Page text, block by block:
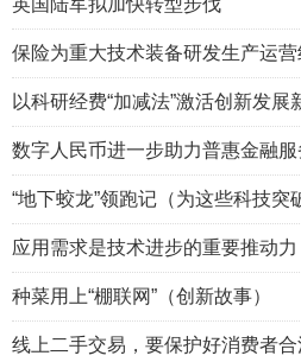
保险为重大技术装备研发生产运营
以科研经费“加减法”激活创新发展
数字人民币进一步助力普惠金融服
“地下蛟龙”领跑记（为这些科技突
应用需求是技术进步的重要推动力
种菜用上“棚联网”（创新故事）
线上二手交易，要保护好消费者合